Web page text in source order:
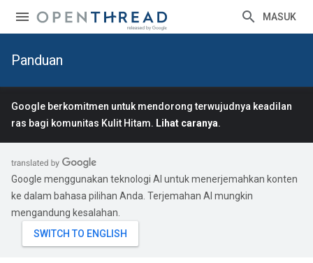
MASUK
Panduan
Google berkomitmen untuk mendorong terwujudnya keadilan
ras bagi komunitas Kulit Hitam. Lihat caranya.
Google menggunakan teknologi AI untuk menerjemahkan konten
ke dalam bahasa pilihan Anda. Terjemahan AI mungkin
mengandung kesalahan.